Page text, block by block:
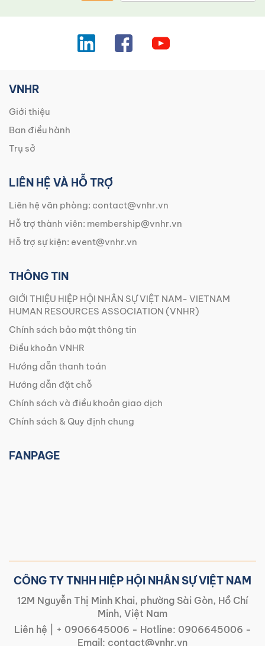
VNHR
Giới thiệu
Ban điều hành
Trụ sở
LIÊN HỆ VÀ HỖ TRỢ
Liên hệ văn phòng: contact@vnhr.vn
Hỗ trợ thành viên: membership@vnhr.vn
Hỗ trợ sự kiện: event@vnhr.vn
THÔNG TIN
GIỚI THIỆU HIỆP HỘI NHÂN SỰ VIỆT NAM- VIETNAM
HUMAN RESOURCES ASSOCIATION (VNHR)
Chính sách bảo mật thông tin
Điều khoản VNHR
Hướng dẫn thanh toán
Hướng dẫn đặt chỗ
Chính sách và điều khoản giao dịch
Chính sách & Quy định chung
FANPAGE
CÔNG TY TNHH HIỆP HỘI NHÂN SỰ VIỆT NAM
12M Nguyễn Thị Minh Khai, phường Sài Gòn, Hồ Chí
Minh, Việt Nam
Liên hệ |
+ 0906645006 - Hotline: 0906645006 -
Email: contact@vnhr.vn